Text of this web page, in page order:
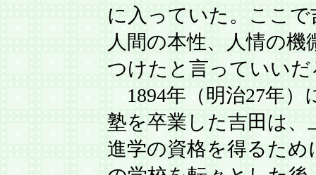
に入っていた。ここで
人間の本性、人情の機
つけたと言っていい
1894年（明治27年）
塾を卒業した吉田は、
進学の資格を得るため